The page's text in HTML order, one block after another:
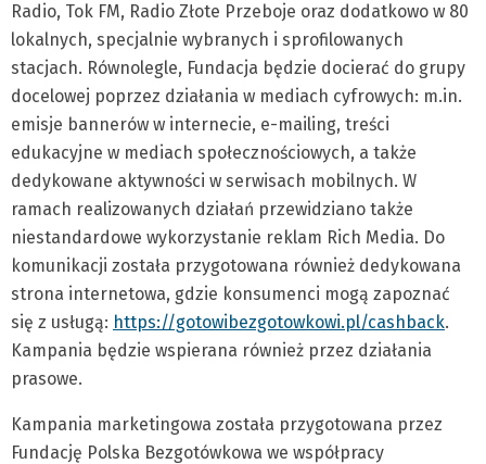
Radio, Tok FM, Radio Złote Przeboje oraz dodatkowo w 80
lokalnych, specjalnie wybranych i sprofilowanych
stacjach. Równolegle, Fundacja będzie docierać do grupy
docelowej poprzez działania w mediach cyfrowych: m.in.
emisje bannerów w internecie, e-mailing, treści
edukacyjne w mediach społecznościowych, a także
dedykowane aktywności w serwisach mobilnych. W
ramach realizowanych działań przewidziano także
niestandardowe wykorzystanie reklam Rich Media. Do
komunikacji została przygotowana również dedykowana
strona internetowa, gdzie konsumenci mogą zapoznać
się z usługą: https://gotowibezgotowkowi.pl/cashback.
Kampania będzie wspierana również przez działania
prasowe.
Kampania marketingowa została przygotowana przez
Fundację Polska Bezgotówkowa we współpracy